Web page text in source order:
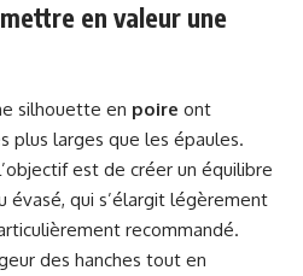
en valeur une
silhouette en poire ont
plus larges que les épaules.
est de créer un équilibre
évasé, qui s’élargit légèrement
recommandé.
des hanches tout en